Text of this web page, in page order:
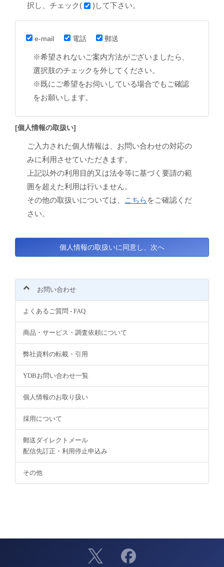
択し、チェック(
)して下さい。
e-mail 電話 郵送
※希望されないご案内方法がございましたら、
選択肢のチェックを外してください。
※既にご希望をお伺いしている場合でもご確認
をお願いします。
[個人情報の取扱い]
ご入力された個人情報は、お問い合わせの対応の
みに利用させていただきます。
上記以外の利用目的又は法令等に基づく要請の範
囲を超えた利用は行いません。
その他の取扱いについては、
こちら をご確認くだ
さい。
お問い合わせ
よくあるご質問 - FAQ
商品・サービス・調査依頼について
弊社資料の転載・引用
YDBお問い合わせ一覧
個人情報のお取り扱い
採用について
郵送ダイレクトメール
配信先訂正・利用停止申込み
その他